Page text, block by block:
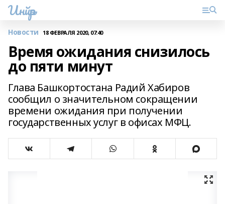
Инйәр
Новости 18 ФЕВРАЛЯ 2020, 07:40
Время ожидания снизилось
до пяти минут
Глава Башкортостана Радий Хабиров
сообщил о значительном сокращении
времени ожидания при получении
государственных услуг в офисах МФЦ.